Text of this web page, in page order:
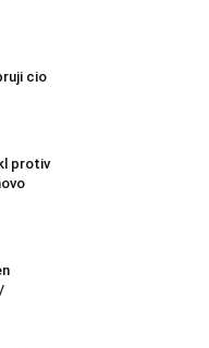
cio
protiv